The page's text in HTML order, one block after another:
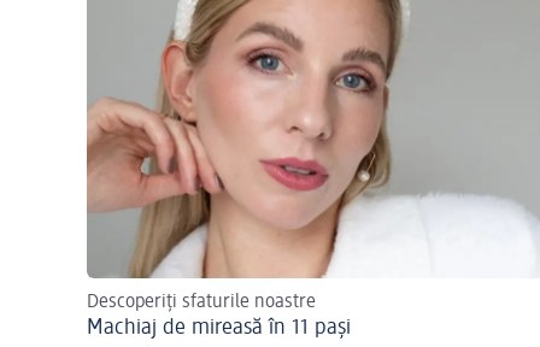
Descoperiți sfaturile noastre
Machiaj de mireasă în 11 pași